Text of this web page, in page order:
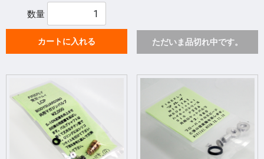
数量
カートに入れる ただいま品切れ中です。